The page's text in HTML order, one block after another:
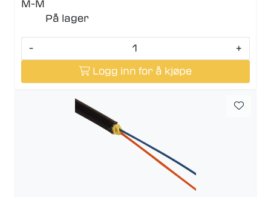
M-M
På lager
-
+
Logg inn for å kjøpe